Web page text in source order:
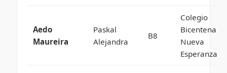
Aedo
Maureira
Paskal
Alejandra
B8
Colegio
Bicentenario
Nueva
Esperanza